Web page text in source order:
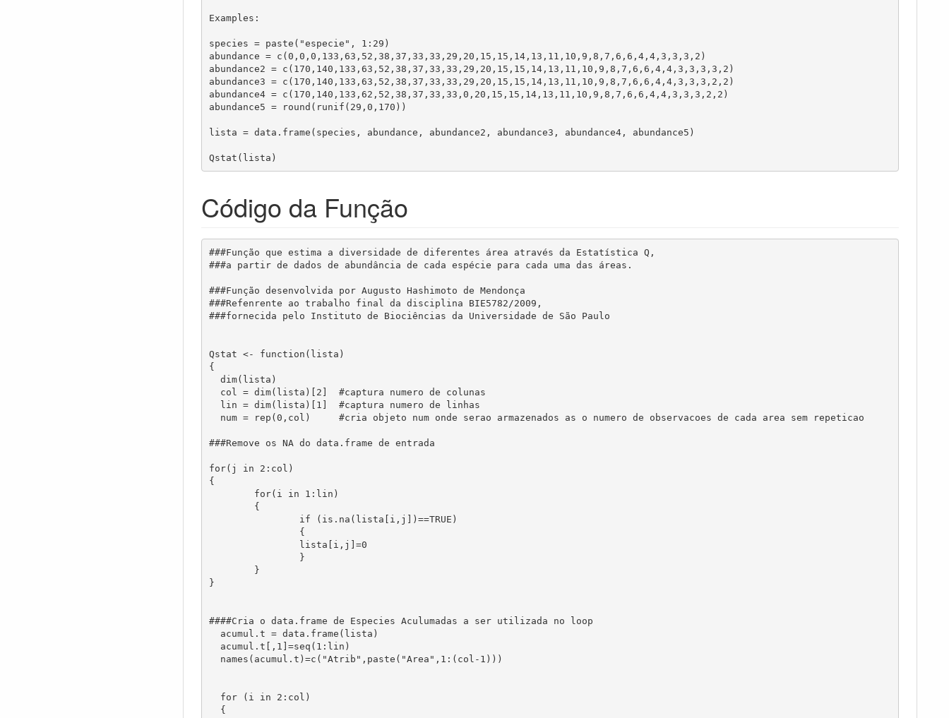
Examples:
species = paste("especie", 1:29)
abundance = c(0,0,0,133,63,52,38,37,33,33,29,20,15,15,14,13,11,10,9,8,7,6,6,4,4,3,3,3,2)
abundance2 = c(170,140,133,63,52,38,37,33,33,29,20,15,15,14,13,11,10,9,8,7,6,6,4,4,3,3,3,3,2)
abundance3 = c(170,140,133,63,52,38,37,33,33,29,20,15,15,14,13,11,10,9,8,7,6,6,4,4,3,3,3,2,2)
abundance4 = c(170,140,133,62,52,38,37,33,33,0,20,15,15,14,13,11,10,9,8,7,6,6,4,4,3,3,3,2,2)
abundance5 = round(runif(29,0,170))
lista = data.frame(species, abundance, abundance2, abundance3, abundance4, abundance5)
Código da Função
###Função que estima a diversidade de diferentes área através da Estatística Q,
###a partir de dados de abundância de cada espécie para cada uma das áreas.
###Função desenvolvida por Augusto Hashimoto de Mendonça
###Refenrente ao trabalho final da disciplina BIE5782/2009,
###fornecida pelo Instituto de Biociências da Universidade de São Paulo
Qstat <- function(lista)
{
###Remove os NA do data.frame de entrada
for(j in 2:col)
{
}
####Cria o data.frame de Especies Aculumadas a ser utilizada no loop